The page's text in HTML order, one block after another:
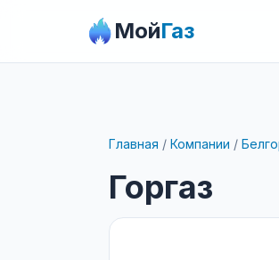
МойГаз
Главная / Компании /
Горгаз